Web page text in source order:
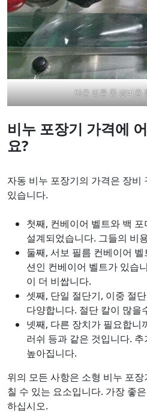
다운 필름 롤 장비용
비누 포장기 가격에
요?
자동 비누 포장기의 가격은 장비
있습니다.
첫째, 컨베이어 벨트와 백
설계되었습니다. 그들의 비
둘째, 서보 필름 컨베이어
션인 컨베이어 벨트가 있습
이 더 비쌉니다.
셋째, 단일 절단기, 이중 절
다양합니다. 절단 칼이 많을
넷째, 다른 장치가 필요합니
러쉬 등과 같은 것입니다.
높아집니다.
위의 모든 사항은 소형 비누 포
칠 수 있는 요소입니다. 가장 좋
하십시오.